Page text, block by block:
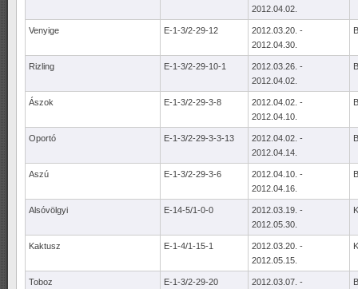
2012.04.02.
Venyige E-1-3/2-29-12
2012.03.20. -
2012.04.30.
Rizling E-1-3/2-29-10-1
2012.03.26. -
2012.04.02.
Ászok E-1-3/2-29-3-8
2012.04.02. -
2012.04.10.
Oportó E-1-3/2-29-3-3-13
2012.04.02. -
2012.04.14.
Aszú E-1-3/2-29-3-6
2012.04.10. -
2012.04.16.
Alsóvölgyi E-14-5/1-0-0
2012.03.19. -
2012.05.30.
Kaktusz E-1-4/1-15-1
2012.03.20. -
2012.05.15.
Toboz E-1-3/2-29-20
2012.03.07. -